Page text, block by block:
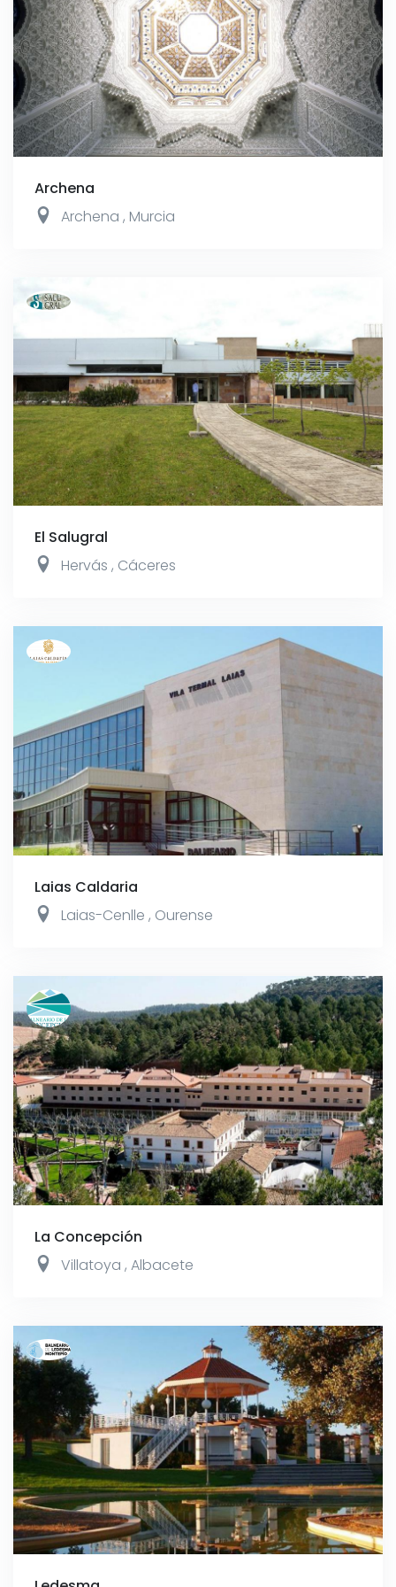
Archena
Archena , Murcia
El Salugral
Hervás , Cáceres
Laias Caldaria
Laias-Cenlle , Ourense
La Concepción
Villatoya , Albacete